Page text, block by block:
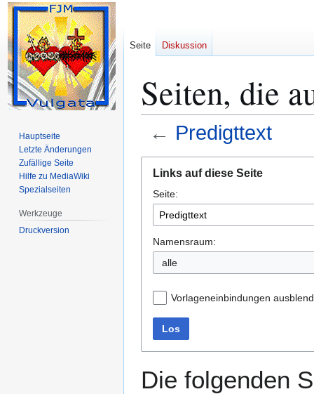
Seiten, die
← Predigttext
Navigation
springen
Suche
springen
Links auf diese Seite
Seite:
Namensraum:
alle
Vorlageneinbindungen
Los
Die folgenden
Seite Diskussion
Hauptseite
Letzte Änderungen
Zufällige Seite
Hilfe zu MediaWiki
Spezialseiten
Werkzeuge
Druckversion